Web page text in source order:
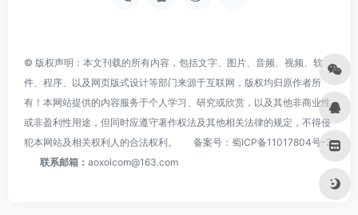
© 版权声明：本文刊载的所有内容，包括文字、图片、音频、视频、软
件、程序、以及网页版式设计等部门来源于互联网，版权均归原作者所
有！本网站提供的内容服务于个人学习、研究或欣赏，以及其他非商业性
或非盈利性用途，但同时应遵守著作权法及其他相关法律的规定，不得侵
犯本网站及相关权利人的合法权利。
备案号： 蜀ICP备11017804号-3
联系邮箱： aoxolcom@163.com